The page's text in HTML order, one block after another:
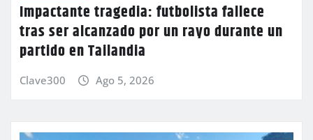
Impactante tragedia: futbolista fallece
tras ser alcanzado por un rayo durante un
partido en Tailandia
Clave300 Ago 5, 2026